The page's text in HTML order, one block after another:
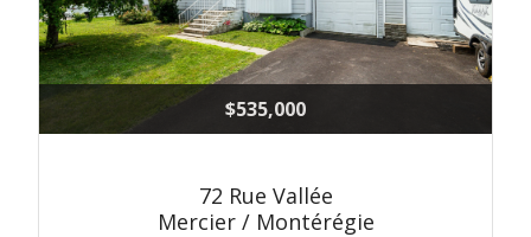
$535,000
72 Rue Vallée
Mercier / Montérégie